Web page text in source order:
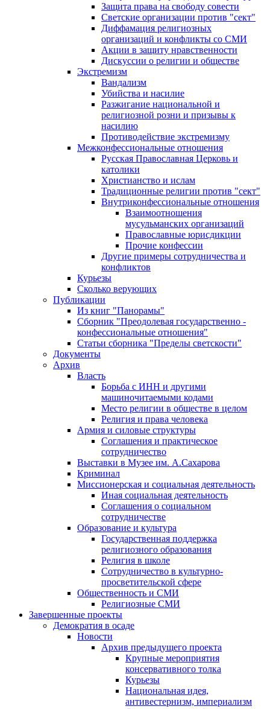
Защита права на свободу совести
Светские организации против "сект"
Диффамация религиозных
организаций и конфликты со СМИ
Акции в защиту нравственности
Дискуссии о религии и обществе
Экстремизм
Вандализм
Убийства и насилие
Разжигание национальной и
религиозной розни и призывы к
насилию
Противодействие экстремизму
Межконфессиональные отношения
Русская Православная Церковь и
католики
Христианство и ислам
Традиционные религии против "сект"
Внутриконфессиональные отношения
Взаимоотношения
мусульманских организаций
Православные юрисдикции
Прочие конфессии
Другие примеры сотрудничества и
конфликтов
Курьезы
Сколько верующих
Публикации
Из книг "Панорамы"
Сборник "Преодолевая государственно -
конфессиональные отношения"
Статьи сборника "Пределы светскости"
Документы
Архив
Власть
Борьба с ИНН и другими
машиночитаемыми кодами
Место религии в обществе в целом
Религия и права человека
Армия и силовые структуры
Соглашения и практическое
сотрудничество
Выставки в Музее им. А.Сахарова
Криминал
Миссионерская и социальная деятельность
Иная социальная деятельность
Соглашения о социальном
сотрудничестве
Образование и культура
Государственная поддержка
религиозного образования
Религия в школе
Сотрудничество в культурно-
просветительской сфере
Общественность и СМИ
Религиозные СМИ
Завершенные проекты
Демократия в осаде
Новости
Архив предыдущего проекта
Крупные мероприятия
консервативного толка
Курьезы
Национальная идея,
антивестернизм, империализм